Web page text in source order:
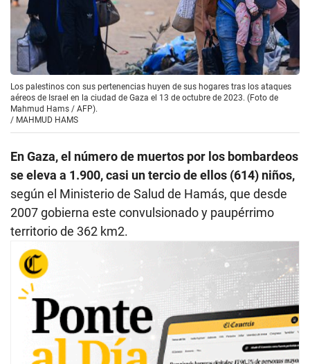
Los palestinos con sus pertenencias huyen de sus hogares tras los ataques
aéreos de Israel en la ciudad de Gaza el 13 de octubre de 2023. (Foto de
Mahmud Hams / AFP).
/ MAHMUD HAMS
En Gaza, el número de muertos por los bombardeos
se eleva a 1.900, casi un tercio de ellos (614) niños,
según el Ministerio de Salud de Hamás, que desde
2007 gobierna este convulsionado y paupérrimo
territorio de 362 km2.